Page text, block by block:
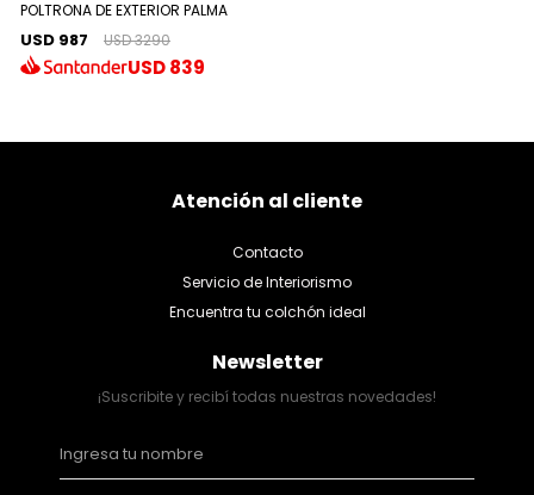
POLTRONA DE EXTERIOR PALMA
USD 987 USD 3290
USD839
Atención al cliente
Contacto
Servicio de Interiorismo
Encuentra tu colchón ideal
Newsletter
¡Suscribite y recibí todas nuestras novedades!